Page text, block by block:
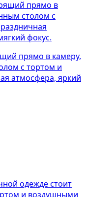
прямо в камеру,
с тортом и
атмосфера, яркий